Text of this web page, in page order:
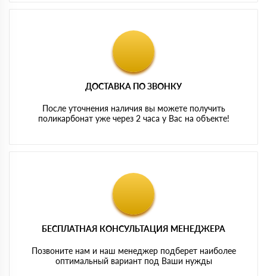
ДОСТАВКА ПО ЗВОНКУ
После уточнения наличия вы можете получить
поликарбонат уже через 2 часа у Вас на объекте!
БЕСПЛАТНАЯ КОНСУЛЬТАЦИЯ МЕНЕДЖЕРА
Позвоните нам и наш менеджер подберет наиболее
оптимальный вариант под Ваши нужды